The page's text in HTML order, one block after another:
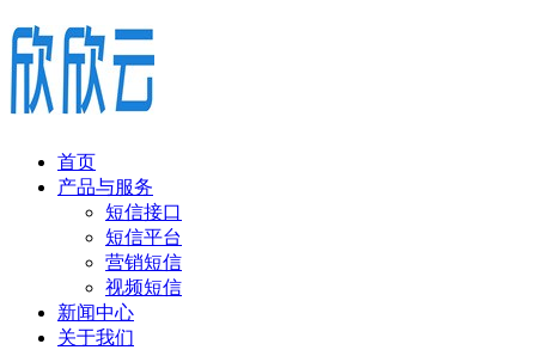
首页
产品与服务
短信接口
短信平台
营销短信
视频短信
新闻中心
关于我们